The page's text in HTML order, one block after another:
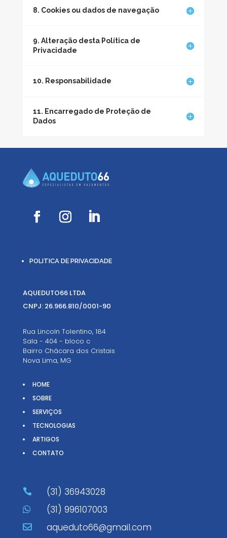
8. Cookies ou dados de navegação
9. Alteração desta Política de
Privacidade
10. Responsabilidade
11. Encarregado de Proteção de
Dados
POLITICA DE PRIVACIDADE
AQUEDUTO66 LTDA
CNPJ: 26.966.810/0001-90
Rua Lincoln Tolentino, 184
Sala - 404 - bloco c
Bairro Chácara dos Cristais
Nova Lima, MG
HOME
SOBRE
SERVIÇOS
TECNOLOGIAS
ARTIGOS
CONTATO
 (31) 36943028
 (31) 996107003
 aqueduto66@gmail.com